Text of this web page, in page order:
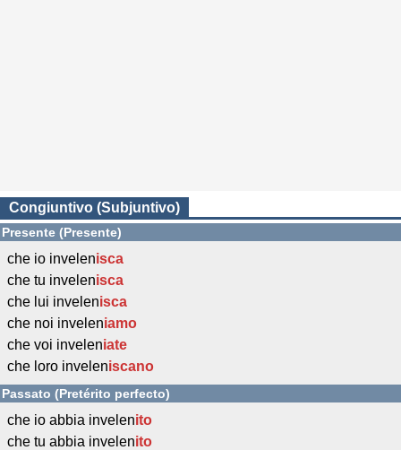
Congiuntivo (Subjuntivo)
Presente (Presente)
che io invelenisca
che tu invelenisca
che lui invelenisca
che noi inveleniamo
che voi inveleniate
che loro inveleniscano
Passato (Pretérito perfecto)
che io abbia invelenito
che tu abbia invelenito